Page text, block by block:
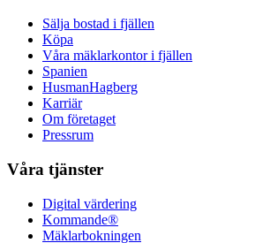
Sälja bostad i fjällen
Köpa
Våra mäklarkontor i fjällen
Spanien
HusmanHagberg
Karriär
Om företaget
Pressrum
Våra tjänster
Digital värdering
Kommande®
Mäklarbokningen